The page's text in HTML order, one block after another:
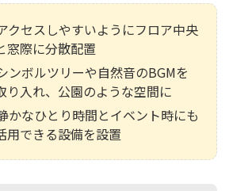
クセスしやすいようにフロア中央
窓際に分散配置
ンボルツリーや自然音のBGMを
り入れ、公園のような空間に
かなひとり時間とイベント時にも
用できる設備を設置